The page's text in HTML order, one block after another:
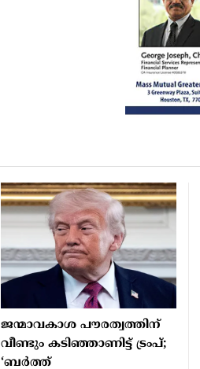
ജന്മാവകാശ പൗരത്വത്തിന്
വീണ്ടും കടിഞ്ഞാണിട്ട് ട്രംപ്;
‘ബര്‍ത്ത്